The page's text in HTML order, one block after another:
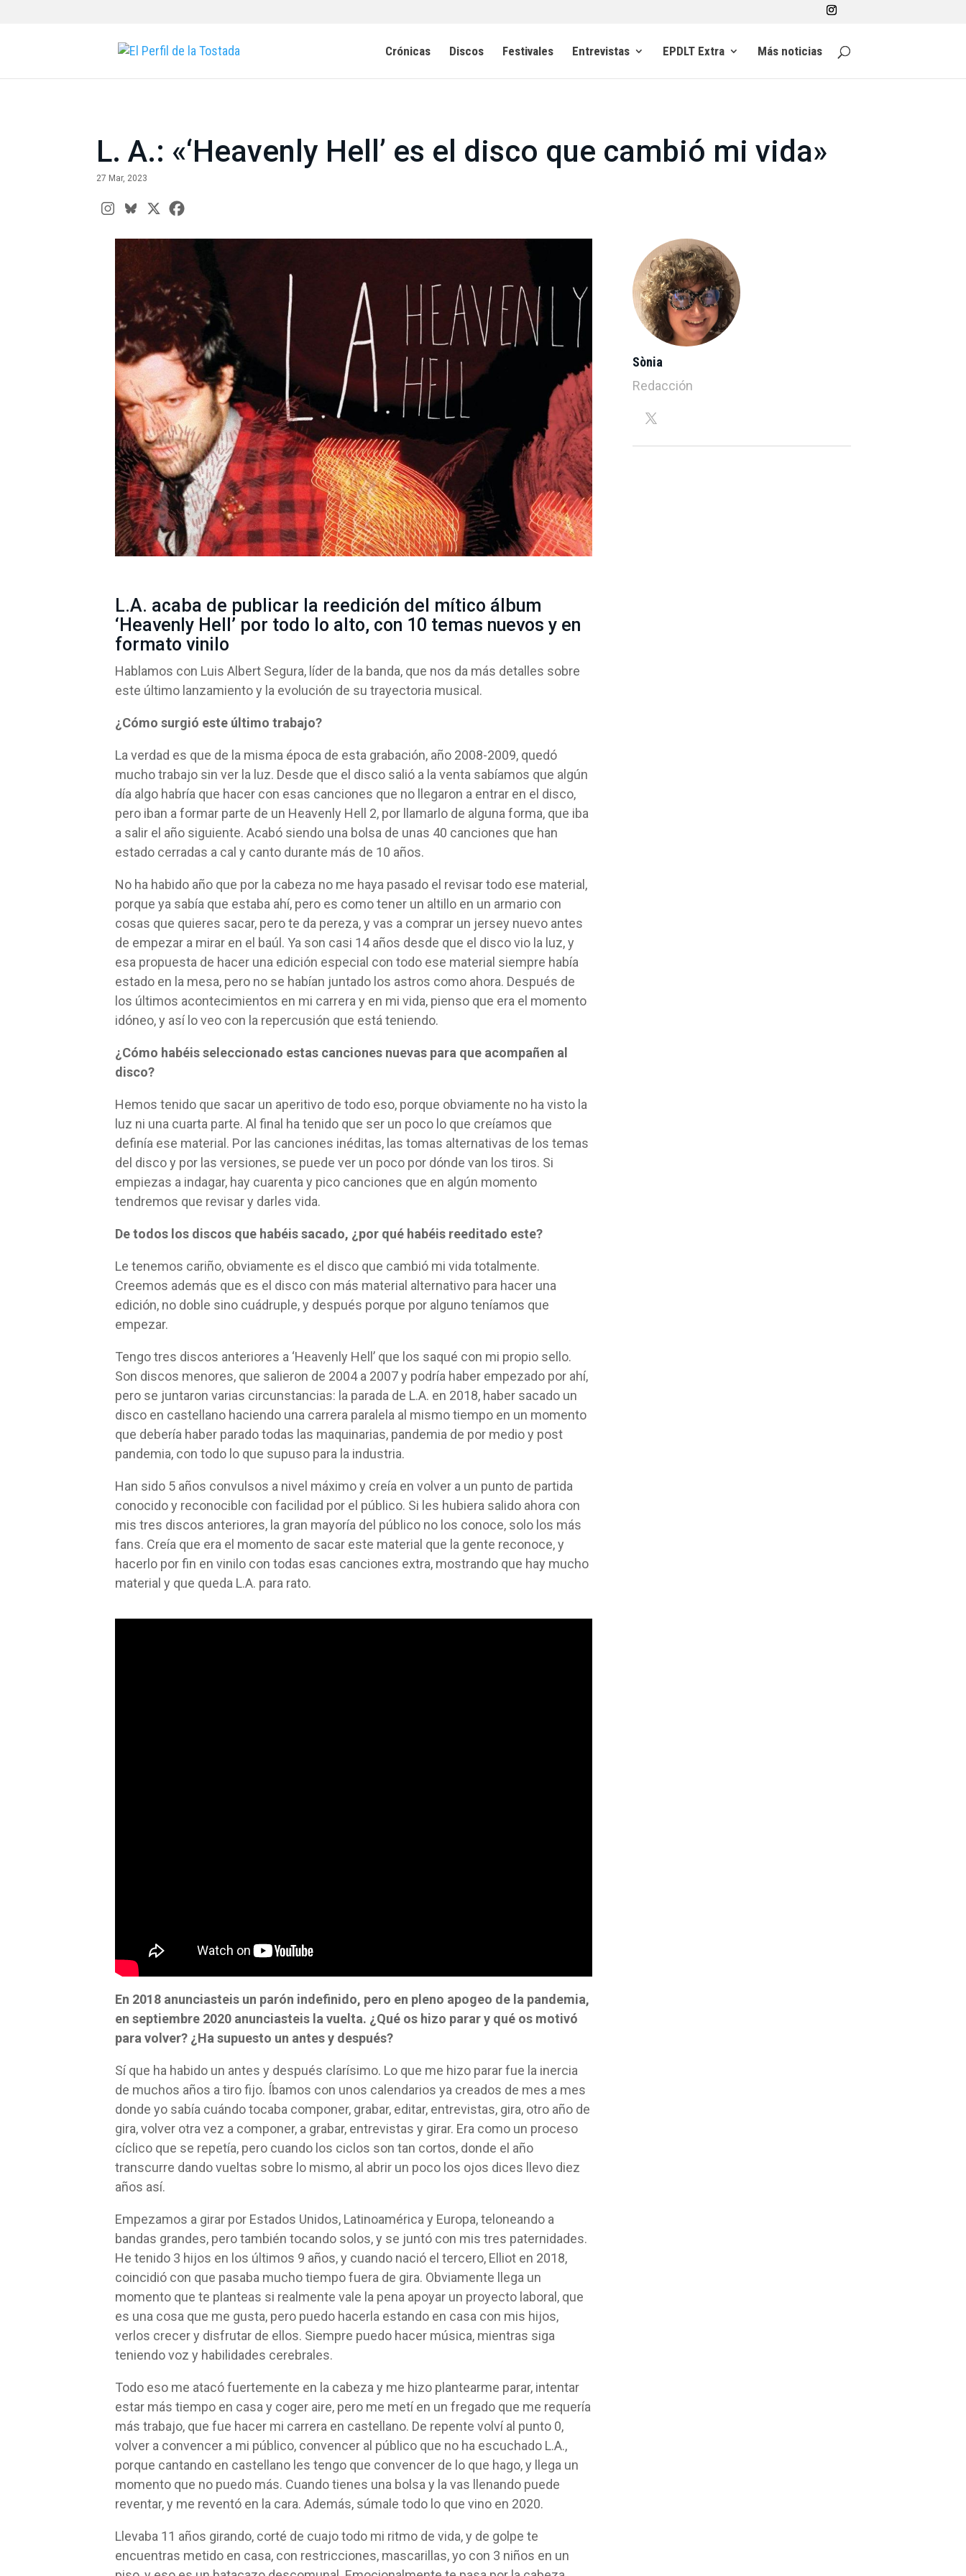
Crónicas Discos Festivales Entrevistas EPDLT Extra Más noticias
L. A.: «‘Heavenly Hell’ es el disco que cambió mi vida»
27 Mar, 2023
L.A. acaba de publicar la reedición del mítico álbum
‘ Heavenly Hell’ por todo lo alto, con 10 temas nuevos y en
formato vinilo
Hablamos con Luis Albert Segura, líder de la banda, que nos da más detalles sobre
este último lanzamientoy la evolución de su trayectoria musical.
¿Cómo surgió este último trabajo?
La verdad es que de la misma época de esta grabación, año 2008-2009, quedó
mucho trabajo sin ver la luz. Desde que el disco salió a la venta sabíamos que algún
día algo habría que hacer con esas canciones que no llegaron a entrar en el disco,
pero iban a formar parte de un Heavenly Hell 2, por llamarlo de alguna forma, que iba
a salir el año siguiente. Acabó siendo una bolsa de unas 40 canciones que han
estado cerradas a cal y canto durante más de 10 años.
No ha habido año que por la cabeza no me haya pasado el revisar todo ese material,
porque ya sabía que estaba ahí, pero es como tener un altillo en un armario con
cosas que quieres sacar, pero te da pereza, y vas a comprar un jersey nuevo antes
de empezar a mirar en el baúl. Ya son casi 14 años desde que el disco vio la luz, y
esa propuesta de hacer una edición especial con todo ese material siempre había
estado en la mesa, pero no se habían juntado los astros como ahora. Después de
los últimos acontecimientos en mi carrera y en mi vida, pienso que era el momento
idóneo, y así lo veo con la repercusión que está teniendo.
¿Cómo habéis seleccionado estas canciones nuevas para que acompañen al
disco?
Hemos tenido que sacar un aperitivo de todo eso, porque obviamente no ha visto la
luz ni una cuarta parte. Al final ha tenido que ser un poco lo que creíamos que
definía ese material. Por las canciones inéditas, las tomas alternativas de los temas
del disco y por las versiones, se puede ver un poco por dónde van los tiros. Si
empiezas a indagar, hay cuarenta y pico canciones que en algún momento
tendremos que revisar y darles vida.
De todos los discos que habéis sacado, ¿por qué habéis reeditado este?
Le tenemos cariño, obviamente es el disco que cambió mi vida totalmente.
Creemos además que es el disco con más material alternativo para hacer una
edición, no doble sino cuádruple, y después porque por alguno teníamos que
empezar.
Tengo tres discos anteriores a ‘Heavenly Hell’ que los saqué con mi propio sello.
Son discos menores, que salieron de 2004 a 2007 y podría haber empezado por ahí,
pero se juntaron varias circunstancias: la parada de L.A. en 2018, haber sacado un
disco en castellano haciendo una carrera paralela al mismo tiempo en un momento
que debería haber parado todas las maquinarias, pandemia de por medio y post
pandemia, con todo lo que supuso para la industria.
Han sido 5 años convulsos a nivel máximo y creía en volver a un punto de partida
conocido y reconocible con facilidad por el público. Si les hubiera salido ahora con
mis tres discos anteriores, la gran mayoría del público no los conoce, solo los más
fans. Creía que era el momento de sacar este material que la gente reconoce, y
hacerlo por fin en vinilo con todas esas canciones extra, mostrando que hay mucho
material y que queda L.A. para rato.
En 2018 anunciasteis un parón indefinido, pero en pleno apogeo de la pandemia,
en septiembre 2020 anunciasteis a vuelta. ¿Qué os hizo parar y qué os motivó
para volver? ¿Ha supuesto un antes y después?
Sí que ha habido un antes y después clarísimo. Lo que me hizo parar fue la inercia
de muchos años a tiro fijo. Íbamos con unos calendarios ya creados de mes a mes
donde yo sabía cuándo tocaba componer, grabar, editar, entrevistas, gira, otro año de
gira, volver otra vez a componer, a grabar, entrevistas y girar. Era como un proceso
cíclico que se repetía, pero cuando los ciclos son tan cortos, donde el año
transcurre dando vueltas sobre lo mismo, al abrir un poco los ojos dices llevo diez
años así.
Empezamos a girar por Estados Unidos, Latinoamérica y Europa, teloneando a
bandas grandes, pero también tocando solos, y se juntó con mis tres paternidades.
He tenido 3 hijos en los últimos 9 años, y cuando nació el tercero, Elliot en 2018,
coincidió con que pasaba mucho tiempo fuera de gira. Obviamente llega un
momento que te planteas si realmente vale la pena apoyar un proyecto laboral, que
es una cosa que me gusta, pero puedo hacerla estando en casa con mis hijos,
verlos crecer y disfrutar de ellos. Siempre puedo hacer música, mientras siga
teniendo voz y habilidades cerebrales.
Todo eso me atacó fuertemente en la cabeza y me hizo plantearme parar, intentar
estar más tiempo en casa y coger aire, pero me metí en un fregado que me requería
más trabajo, que fue hacer mi carrera en castellano. De repente volví al punto 0,
volver a convencer a mi público, convencer al público que no ha escuchado L.A.,
porque cantando en castellano les tengo que convencer de lo que hago, y llega un
momento que no puedo más. Cuando tienes una bolsa y la vas llenando puede
reventar, y me reventó en la cara. Además, súmale todo lo que vino en 2020.
Llevaba 11 años girando, corté de cuajo todo mi ritmo de vida, y de golpe te
encuentras metido en casa, con restricciones, mascarillas, yo con 3 niños en un
Sònia
Redacción